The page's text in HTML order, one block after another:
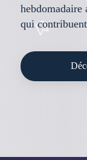
hebdomadaire
qui